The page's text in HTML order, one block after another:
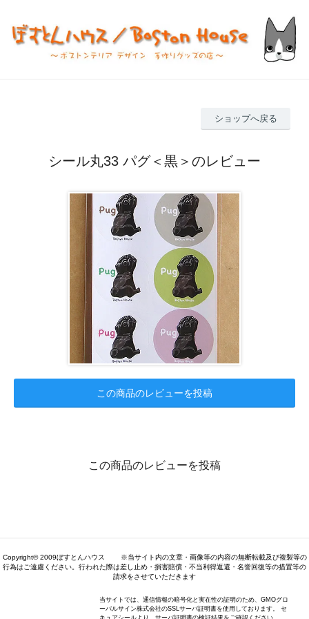
ショップへ戻る
シール丸33 パグ＜黒＞のレビュー
この商品のレビューを投稿
この商品のレビューを投稿
Copyright© 2009ぼすとんハウス ※当サイト内の文章・画像等の内容の無断転載及び複製等の
行為はご遠慮ください。行われた際は差し止め・損害賠償・不当利得返還・名誉回復等の措置等の
請求をさせていただきます
当サイトでは、通信情報の暗号化と実在性の証明のため、GMOグロ
ーバルサイン株式会社のSSLサーバ証明書を使用しております。 セ